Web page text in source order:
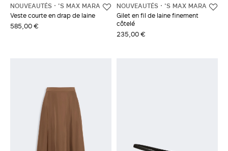
NOUVEAUTÉS
'S MAX MARA
Veste courte en drap de laine
585,00 €
NOUVEAUTÉS
'S MAX MARA
Gilet en fil de laine finement
côtelé
235,00 €